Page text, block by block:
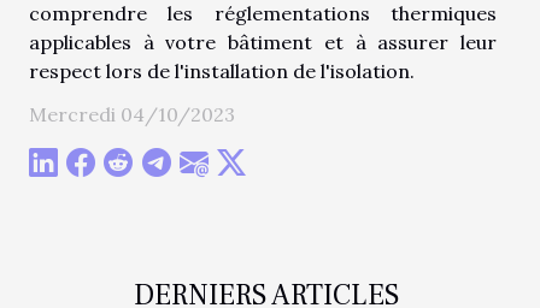
comprendre les réglementations thermiques
applicables à votre bâtiment et à assurer leur
respect lors de l'installation de l'isolation.
Mercredi 04/10/2023
DERNIERS ARTICLES